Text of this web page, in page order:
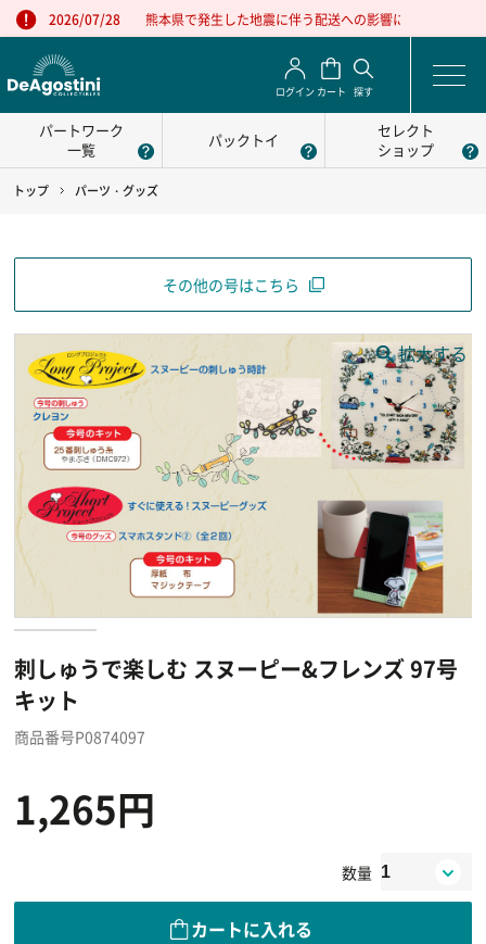
2026/07/28 熊本県で発生した地震に伴う配送への影響について
ログイン カート 探す
パートワーク
一覧
パックトイ
セレクト
ショップ
トップ パーツ・グッズ
その他の号はこちら
刺しゅうで楽しむ スヌーピー&フレンズ 97号
キット
商品番号P0874097
1,265円
数量
カートに入れる